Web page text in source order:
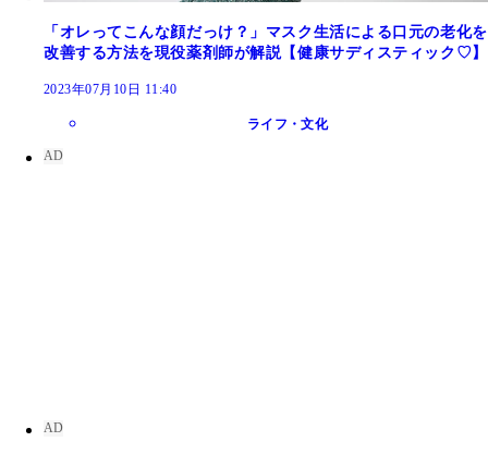
「オレってこんな顔だっけ？」マスク生活による口元の老化を
改善する方法を現役薬剤師が解説【健康サディスティック♡】
2023年07月10日 11:40
ライフ・文化